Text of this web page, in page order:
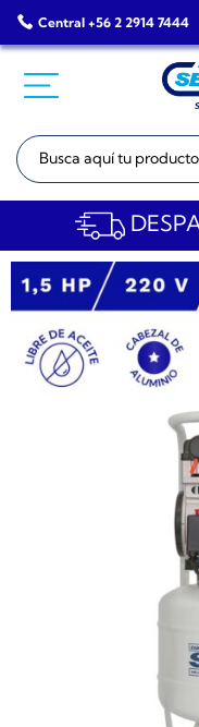
Saltar
al
Central +56 2 2914 7444
Buscar: